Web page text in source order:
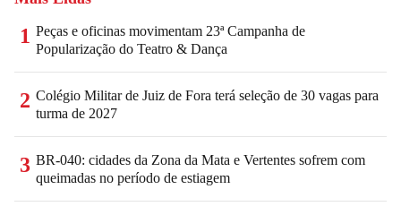
1 Peças e oficinas movimentam 23ª Campanha de
Popularização do Teatro & Dança
2 Colégio Militar de Juiz de Fora terá seleção de 30 vagas para
turma de 2027
3 BR-040: cidades da Zona da Mata e Vertentes sofrem com
queimadas no período de estiagem